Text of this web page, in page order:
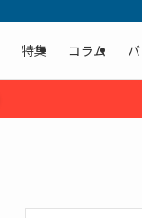
特集 コラム